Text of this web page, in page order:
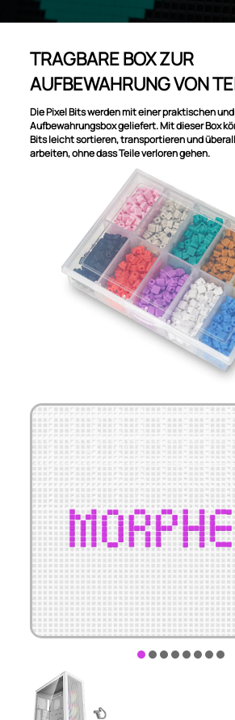
TRAGBARE BOX ZUR
AUFBEWAHRUNG VON
Die Pixel Bits werden mit einer praktischen
Aufbewahrungsbox geliefert. Mit dieser Box
Bits leicht sortieren, transportieren und
arbeiten, ohne dass Teile verloren gehen.